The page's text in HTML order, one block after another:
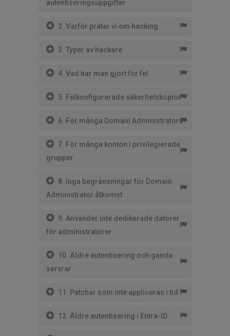
autentiseringsuppgifter
2. Varför pratar vi om hacking
3. Typer av hackare
4. Vad har man gjort för fel
5. Felkonfigurerade säkerhetskopior
6. För många Domain Administrators
7. För många konton i privilegierade
grupper
8. Inga begränsningar för Domain
Administrator åtkomst
9. Använder inte dedikerade datorer
för administratörer
10. Äldre autentisering och gamla
servrar
11. Patchar som inte appliceras i tid
12. Äldre autentisering i Entra-ID